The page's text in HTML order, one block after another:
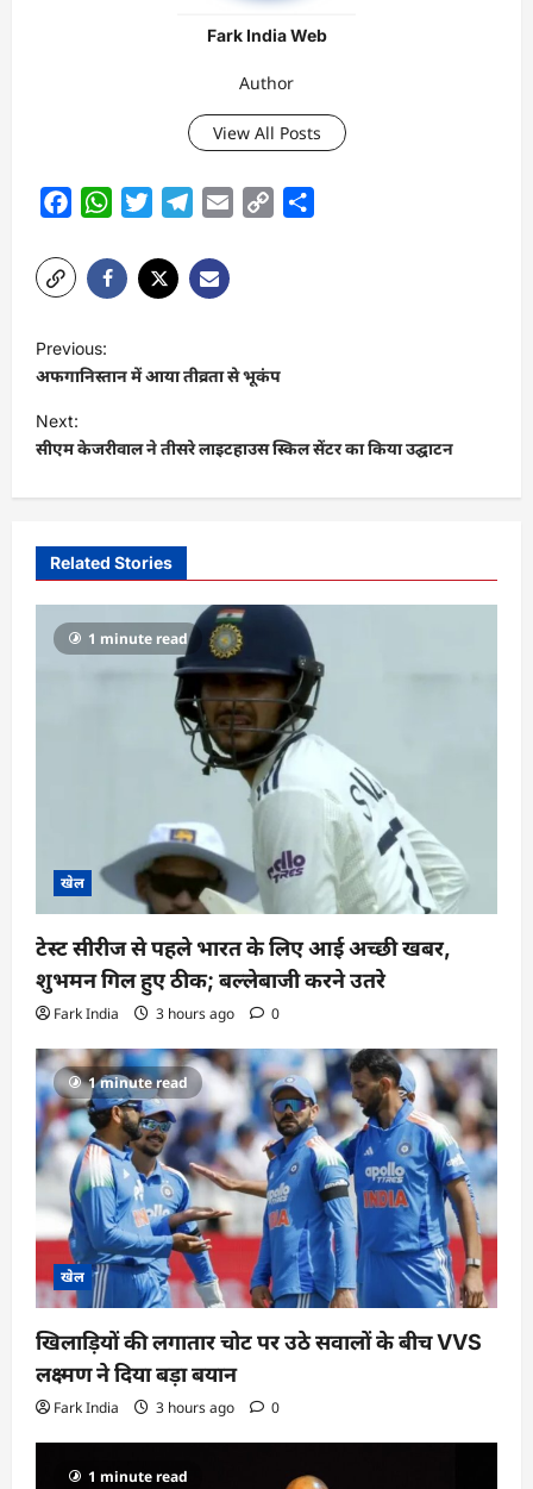
Fark India Web
Author
View All Posts
FacebookWhatsAppTwitterTelegram
Email
Copy
P
o
s
t
v
Previous:
अफगानिस्तान में आया तीव्रता से भूकंप
Next:
सीएम केजरीवाल ने तीसरे लाइटहाउस स्किल सेंटर का किया उद्घाटन
Related Stories
1 minute read
खेल
टेस्ट सीरीज से पहले भारत के लिए आई अच्छी खबर,
शुभमन गिल हुए ठीक; बल्लेबाजी करने उतरे
Fark India 3 hours ago 0
1 minute read
खेल
खिलाड़ियों की लगातार चोट पर उठे सवालों के बीच VVS
लक्ष्मण ने दिया बड़ा बयान
Fark India 3 hours ago 0
1 minute read